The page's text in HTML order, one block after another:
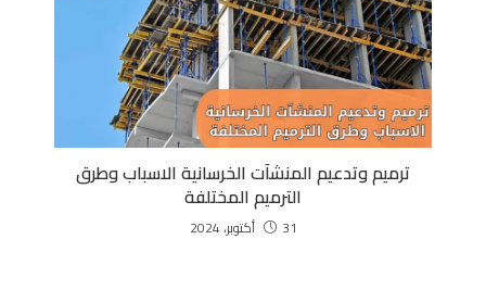
ترميم وتدعيم المنشآت الخرسانية الاسباب وطرق
الترميم المختلفة
31 أكتوبر، 2024